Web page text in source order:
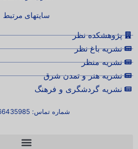
سایتهای مرتبط
پژوهشکده نظر
نشریه باغ نظر
نشریه منظر
نشریه هنر و تمدن شرق
نشریه گردشگری و فرهنگ
شماره تماس: 66435985-021